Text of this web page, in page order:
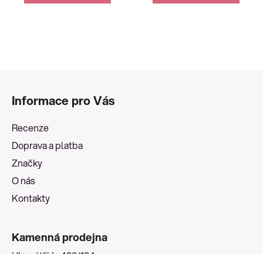
Informace pro Vás
Recenze
Doprava a platba
Značky
O nás
Kontakty
Kamenná prodejna